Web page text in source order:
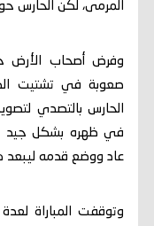
المرمى، لكن الحارس
وفرض أصحاب الأرض
صعوبة في تشتيت
الحارس بالتصدي
في ظهره بشكل جيد
عاد ووضع قدمه ليبعد
وتوقفت المباراة